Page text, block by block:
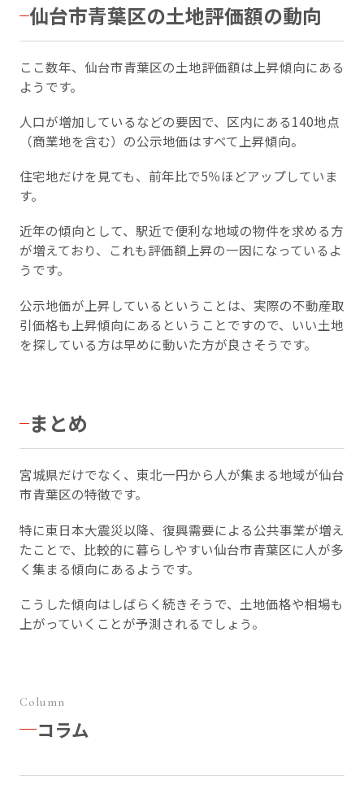
仙台市青葉区の土地評価額の動向
ここ数年、仙台市青葉区の土地評価額は上昇傾向にある
ようです。
人口が増加しているなどの要因で、区内にある140地点
（商業地を含む）の公示地価はすべて上昇傾向。
住宅地だけを見ても、前年比で5％ほどアップしていま
す。
近年の傾向として、駅近で便利な地域の物件を求める方
が増えており、これも評価額上昇の一因になっているよ
うです。
公示地価が上昇しているということは、実際の不動産取
引価格も上昇傾向にあるということですので、いい土地
を探している方は早めに動いた方が良さそうです。
まとめ
宮城県だけでなく、東北一円から人が集まる地域が仙台
市青葉区の特徴です。
特に東日本大震災以降、復興需要による公共事業が増え
たことで、比較的に暮らしやすい仙台市青葉区に人が多
く集まる傾向にあるようです。
こうした傾向はしばらく続きそうで、土地価格や相場も
上がっていくことが予測されるでしょう。
Column
コラム